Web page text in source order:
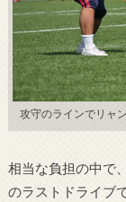
攻守のラインでリャ
相当な負担の中で
のラストドライブ